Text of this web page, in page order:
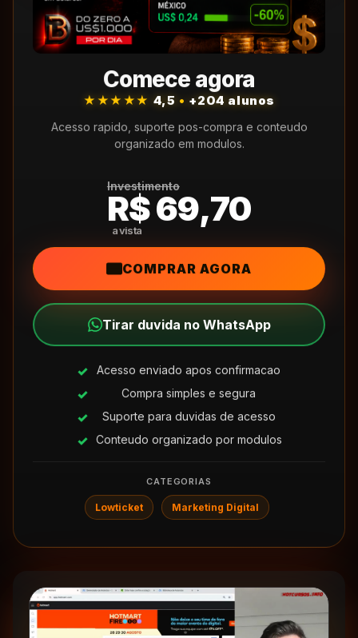
Comece agora
★★★★★ 4,5 • +204 alunos
Acesso rapido, suporte pos-compra e conteudo
organizado em modulos.
Investimento
R$ 69,70
COMPRAR AGORA
Tirar duvida no WhatsApp
Acesso enviado apos confirmacao
Compra simples e segura
Suporte para duvidas de acesso
Conteudo organizado por modulos
CATEGORIAS
Lowticket Marketing Digital